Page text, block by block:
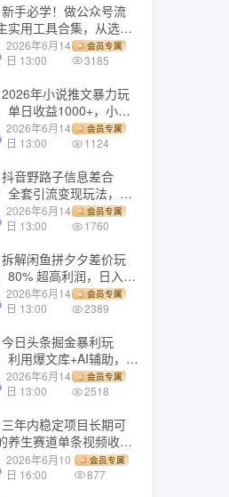
【副业项目4029期】短视频直播运营实操班，直播带货精细化运营实操，教你快速打造赚钱直播间
新手必学！做公众号流
实用工具合集，从选题
现，一篇搞定（新手必
2026年6月14
日 13:00
会员专属
3185
2026年小说推文暴力玩
单日收益1000+，小白
即可上手
2026年6月14
日 13:00
会员专属
1124
抖音野路子信息差合
全套引流变现玩法，保
拆解
2026年6月14
日 13:00
会员专属
1760
拆解闲鱼拼夕夕差价玩
80% 超高利润，日入轻
千
2026年6月14
日 13:00
会员专属
2389
今日头条掘金暴利玩
利用爆文库+AI辅助，轻
阵、当天起号，简单粗
日入1000+
2026年6月14
日 13:00
会员专属
2518
三年内稳定项目长期可
养生赛道单条视频收入
2026年6月10
日 16:00
会员专属
877